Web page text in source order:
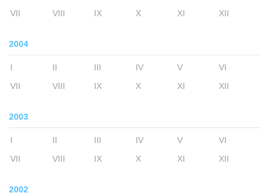
VII
VIII IX X XI XII
2004
I II III IV V
VI
VII
VIII IX X XI XII
2003
I II III IV V
VI
VII
VIII IX X XI XII
2002